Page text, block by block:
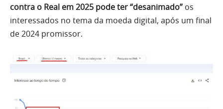
contra o Real em 2025 pode ter “desanimado” os
interessados no tema da moeda digital, após um final
de 2024 promissor.